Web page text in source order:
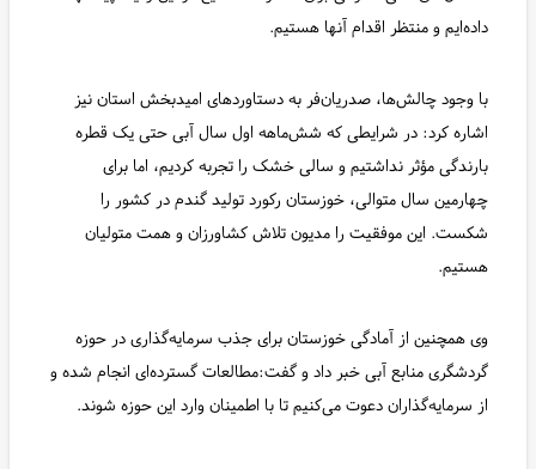
داده‌ایم و منتظر اقدام آنها هستیم.
با وجود چالش‌ها، صدریان‌فر به دستاوردهای امیدبخش استان نیز
اشاره کرد: در شرایطی که شش‌ماهه اول سال آبی حتی یک قطره
بارندگی مؤثر نداشتیم و سالی خشک را تجربه کردیم، اما برای
چهارمین سال متوالی، خوزستان رکورد تولید گندم در کشور را
شکست. این موفقیت را مدیون تلاش کشاورزان و همت متولیان
هستیم.
وی همچنین از آمادگی خوزستان برای جذب سرمایه‌گذاری در حوزه
گردشگری منابع آبی خبر داد و گفت:مطالعات گسترده‌ای انجام شده و
از سرمایه‌گذاران دعوت می‌کنیم تا با اطمینان وارد این حوزه شوند.